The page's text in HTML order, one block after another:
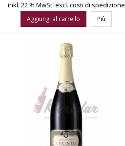
inkl. 22 % MwSt. escl. costi di spedizione
Aggiungi al carrello Più